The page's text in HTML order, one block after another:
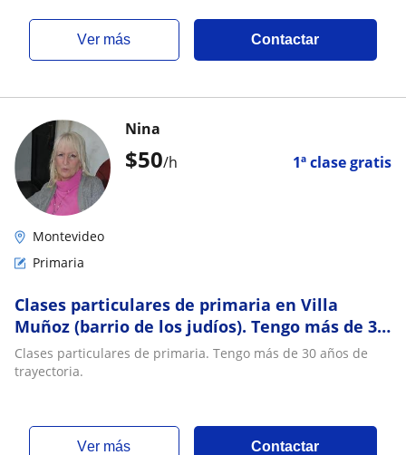
ver más Contactar
$50/h 1ª clase gratis
Nina
Montevideo
Primaria
Clases particulares de primaria en Villa
Muñoz (barrio de los judíos). Tengo más de 30
años de trayectoria
Clases particulares de primaria. Tengo más de 30 años de
trayectoria.
ver más Contactar